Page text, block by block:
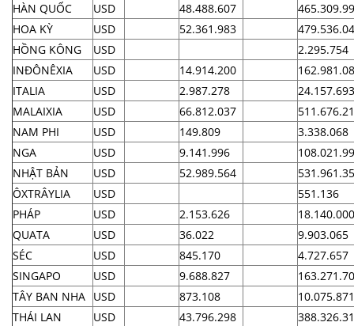
HÀN QUỐC
USD 48.488.607
HOA KỲ
USD 52.361.983
HỒNG KÔNG
USD
2.295.754
INĐÔNÊXIA
USD 14.914.200
ITALIA
USD 2.987.278
24.157.693
MALAIXIA
USD 66.812.037
NAM PHI
USD 149.809
3.338.068
NGA
USD 9.141.996
NHẬT BẢN
USD 52.989.564
ÔXTRÂYLIA
USD
551.136
PHÁP
USD 2.153.626
18.140.000
QUATA
USD 36.022
9.903.065
SÉC
USD 845.170
4.727.657
SINGAPO
USD 9.688.827
TÂY BAN NHA USD 873.108
10.075.871
THÁI LAN
USD 43.796.298